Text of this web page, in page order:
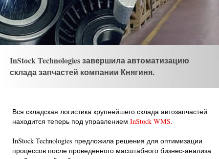
InStock Technologies завершила автоматизацию
склада запчастей компании Княгиня.
Вся складская логистика крупнейшего склада автозапчастей
находится теперь под управлением InStock WMS.
InStock Technologies предложила решения для оптимизации
процессов после проведенного масштабного бизнес-анализа